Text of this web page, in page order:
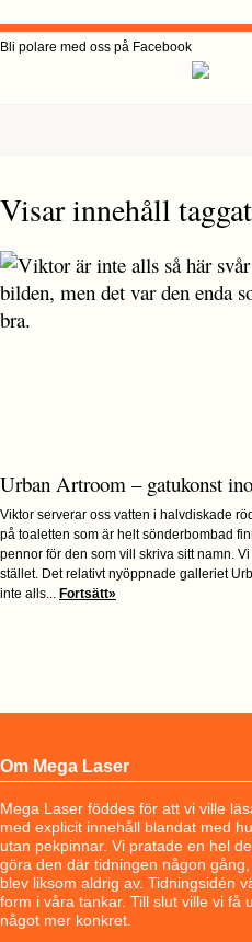
Bli polare med oss på Facebook
Visar innehåll
Urban Artroom – gatukonst
Viktor serverar oss vatten i halvdiskade
på toaletten som är helt sönderbombad
pennor för den som vill skriva sitt namn.
stället. Det relativt nyöppnade galleriet
inte alls... Fortsätt»
Om Mega Laser
Mega Laser föddes för att vi ville
med explicit innehåll blandat med
utan pekpinnar. Vi pratade en hel
göra den där tidningen någon
blev liksom aldrig av. Tidningsidén
form i våra tankar. Till slut ville vi få
något mer konkret.